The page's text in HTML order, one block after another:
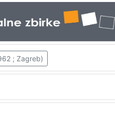
; Zagreb)